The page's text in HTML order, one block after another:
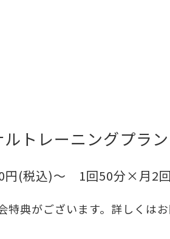
トレーニングプラン
円(税込)〜 1回50分×月2回
典がございます。詳しくはお